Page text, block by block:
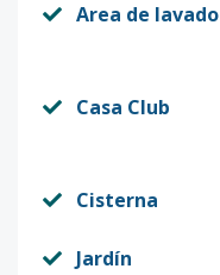
Area de lavado
Casa Club
Cisterna
Jardín